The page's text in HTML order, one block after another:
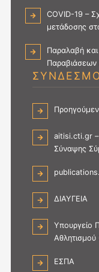
COVID-19 –
μετάδοσης
Παραλαβή
Παραβιάσεων
aitisi.cti.gr
Σύναψης
ΔΙΑΥΓΕΙΑ
Υπουργείο
ΕΣΠΑ